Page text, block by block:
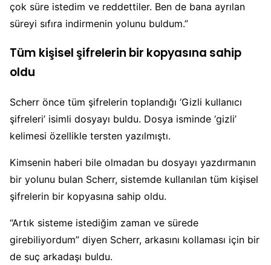
çok süre istedim ve reddettiler. Ben de bana ayrılan
süreyi sıfıra indirmenin yolunu buldum.”
Tüm kişisel şifrelerin bir kopyasına sahip
oldu
Scherr önce tüm şifrelerin toplandığı ‘Gizli kullanıcı
şifreleri’ isimli dosyayı buldu. Dosya isminde ‘gizli’
kelimesi özellikle tersten yazılmıştı.
Kimsenin haberi bile olmadan bu dosyayı yazdırmanın
bir yolunu bulan Scherr, sistemde kullanılan tüm kişisel
şifrelerin bir kopyasına sahip oldu.
“Artık sisteme istediğim zaman ve sürede
girebiliyordum” diyen Scherr, arkasını kollaması için bir
de suç arkadaşı buldu.